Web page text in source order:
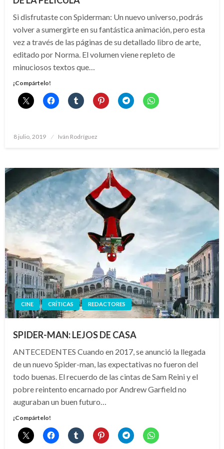
Si disfrutaste con Spiderman: Un nuevo universo, podrás
volver a sumergirte en su fantástica animación, pero esta
vez a través de las páginas de su detallado libro de arte,
editado por Norma. El volumen viene repleto de
minuciosos textos que…
¡Compártelo!
Publicado
8 julio, 2019 Iván Rodríguez
CINE CRÍTICAS REDACTORES
SPIDER-MAN: LEJOS DE CASA
ANTECEDENTES Cuando en 2017, se anunció la llegada
de un nuevo Spider-man, las expectativas no fueron del
todo buenas. El recuerdo de las cintas de Sam Reini y el
pobre reintento encarnado por Andrew Garfield no
auguraban un buen futuro…
¡Compártelo!